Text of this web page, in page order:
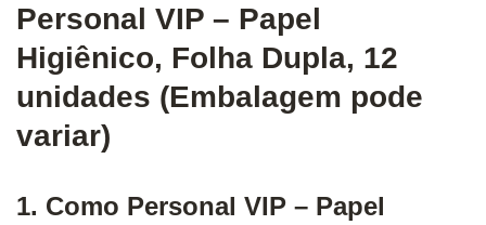
Personal VIP – Papel
Higiênico, Folha Dupla, 12
unidades (Embalagem pode
variar)
1. Como Personal VIP – Papel